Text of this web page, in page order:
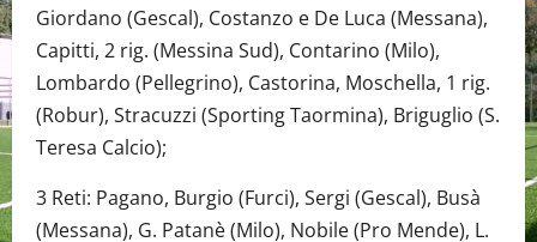
Giordano (Gescal), Costanzo e De Luca (Messana),
Capitti, 2 rig. (Messina Sud), Contarino (Milo),
Lombardo (Pellegrino), Castorina, Moschella, 1 rig.
(Robur), Stracuzzi (Sporting Taormina), Briguglio (S.
Teresa Calcio);
3 Reti: Pagano, Burgio (Furci), Sergi (Gescal), Busà
(Messana), G. Patanè (Milo), Nobile (Pro Mende), L.